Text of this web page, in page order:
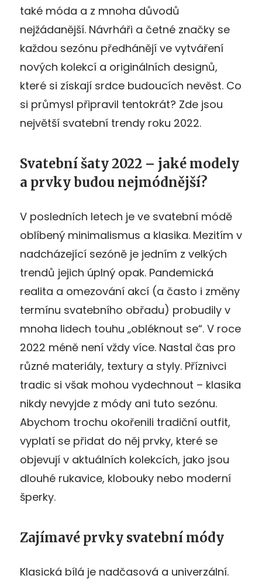
také móda a z mnoha důvodů
nejžádanější. Návrháři a četné značky se
každou sezónu předhánějí ve vytváření
nových kolekcí a originálních designů,
které si získají srdce budoucích nevěst. Co
si průmysl připravil tentokrát? Zde jsou
největší svatební trendy roku 2022.
Svatební šaty 2022 – jaké modely
a prvky budou nejmódnější?
V posledních letech je ve svatební módě
oblíbený minimalismus a klasika. Mezitím v
nadcházející sezóně je jedním z velkých
trendů jejich úplný opak. Pandemická
realita a omezování akcí (a často i změny
termínu svatebního obřadu) probudily v
mnoha lidech touhu „obléknout se“. V roce
2022 méně není vždy více. Nastal čas pro
různé materiály, textury a styly. Příznivci
tradic si však mohou vydechnout – klasika
nikdy nevyjde z módy ani tuto sezónu.
Abychom trochu okořenili tradiční outfit,
vyplatí se přidat do něj prvky, které se
objevují v aktuálních kolekcích, jako jsou
dlouhé rukavice, klobouky nebo moderní
šperky.
Zajímavé prvky svatební módy
Klasická bílá je nadčasová a univerzální.